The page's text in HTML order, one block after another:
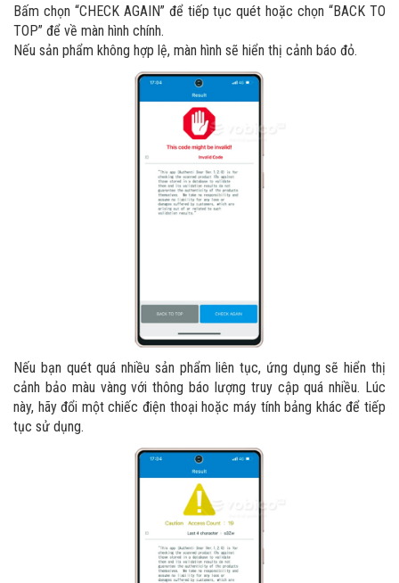
Bấm chọn “CHECK AGAIN” để tiếp tục quét hoặc chọn “BACK TO
TOP” để về màn hình chính.
Nếu sản phẩm không hợp lệ, màn hình sẽ hiển thị cảnh báo đỏ.
Nếu bạn quét quá nhiều sản phẩm liên tục, ứng dụng sẽ hiển thị
cảnh bảo màu vàng với thông báo lượng truy cập quá nhiều. Lúc
này, hãy đổi một chiếc điện thoại hoặc máy tính bảng khác để tiếp
tục sử dụng.